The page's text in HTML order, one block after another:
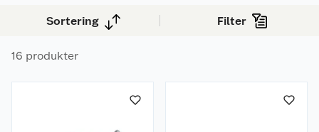
dimensjoner med senkhode for en plan
avslutning eller panhode når skruehodet skal
bli synlig.
Sortering Filter
16 produkter